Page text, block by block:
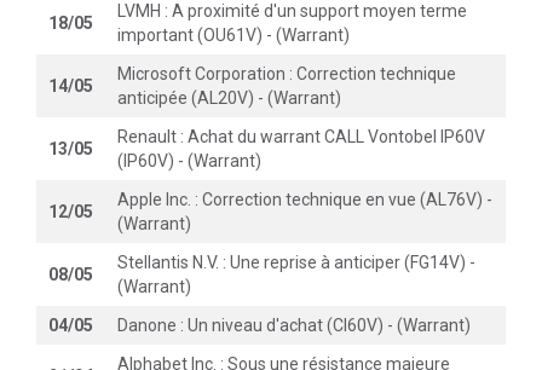
18/05
LVMH : A proximité d'un support moyen terme
important (OU61V) - (Warrant)
14/05
Microsoft Corporation : Correction technique
anticipée (AL20V) - (Warrant)
13/05
Renault : Achat du warrant CALL Vontobel IP60V
(IP60V) - (Warrant)
12/05
Apple Inc. : Correction technique en vue (AL76V) -
(Warrant)
08/05
Stellantis N.V. : Une reprise à anticiper (FG14V) -
(Warrant)
04/05
Danone : Un niveau d'achat (CI60V) - (Warrant)
Alphabet Inc. : Sous une résistance majeure